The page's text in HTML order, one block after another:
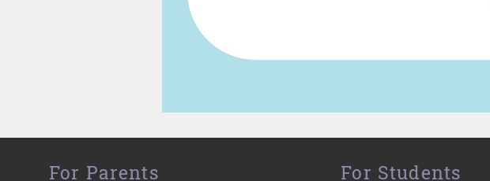
For Parents For Students